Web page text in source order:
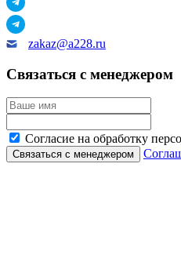
zakaz@a228.ru
Связаться с менеджером
Согласие на обработку